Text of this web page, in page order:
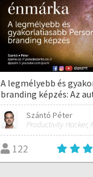
A legmélyebb és
branding képzés: Az
Szántó Péter
Productivity Hacker,
122